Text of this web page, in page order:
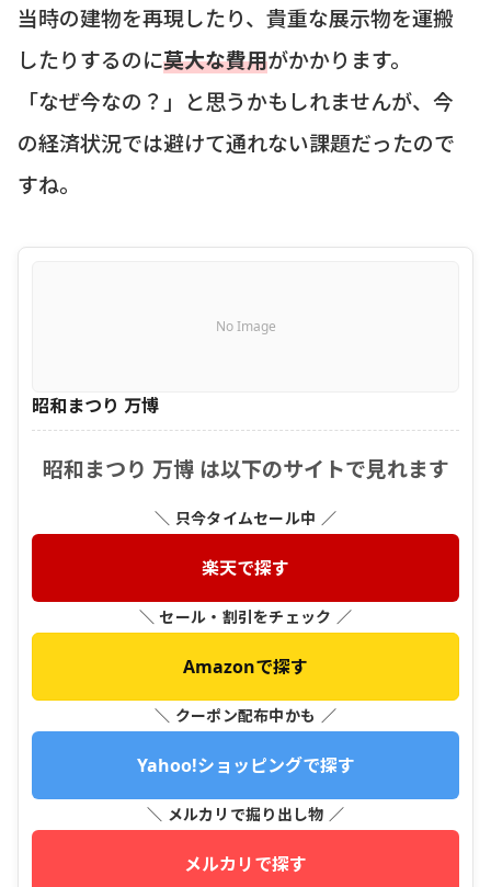
当時の建物を再現したり、貴重な展示物を運搬
したりするのに莫大な費用がかかります。
「なぜ今なの？」と思うかもしれませんが、今
の経済状況では避けて通れない課題だったので
すね。
No Image
昭和まつり 万博
昭和まつり 万博 は以下のサイトで見れます
＼ 只今タイムセール中 ／
楽天で探す
＼ セール・割引をチェック ／
Amazonで探す
＼ クーポン配布中かも ／
Yahoo!ショッピングで探す
＼ メルカリで掘り出し物 ／
メルカリで探す